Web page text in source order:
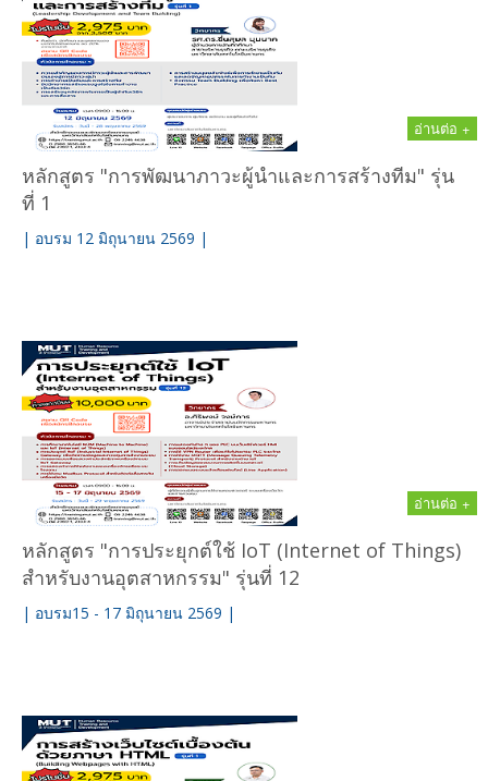
อ่านต่อ +
หลักสูตร "การพัฒนาภาวะผู้นำและการสร้างทีม" รุ่น
ที่ 1
| อบรม 12 มิถุนายน 2569 |
อ่านต่อ +
หลักสูตร "การประยุกต์ใช้ IoT (Internet of Things)
สำหรับงานอุตสาหกรรม" รุ่นที่ 12
| อบรม15 - 17 มิถุนายน 2569 |